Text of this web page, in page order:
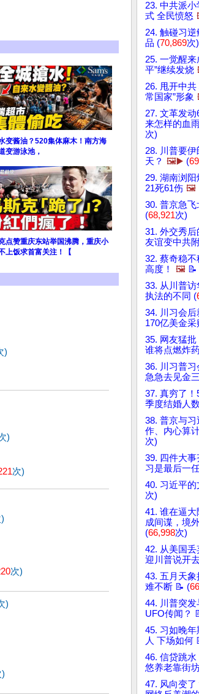
变酱油？520集体麻木！南方海
变游泳池，
点赞重庆东站举国沸腾，重庆小
上饭求首富关注！【
)
)
次)
次)
)
23. 中共派
式 全民愤怒
24. 触碰习
品 (70,869次)
25. 一觉醒来
平”继续发烧
26. 甩开中共
常国家”形象
27. 文革发动
来怎样的血
次)
28. 川普要
天？ 🖼️▶️ (
29. 湖南浏
21死61伤 🖼️
30. 普京急飞
(68,921次)
31. 外交秀
友谊变中共
32. 蔡奇稳
高度！
🖼️
33. 从川普
执法的不同 (
34. 川习会
170亿美金
35. 网友猛
谁将点燃炸
36. 川习普
急急去见金
37. 真穷了
季度结婚人
38. 普京与习
作、内心算
次)
39. 四件大
习是最后一
40. 习近平
次)
41. 谁在逼
成间谍，境
(66,998次)
42. 从美国
迎川普说开
43. 五月天
难不断 📝 (
44. 川普突
UFO传闻？
45. 习如晚
人 下场如何
46. 信贷跳
悠养老靠街
47. 风向变